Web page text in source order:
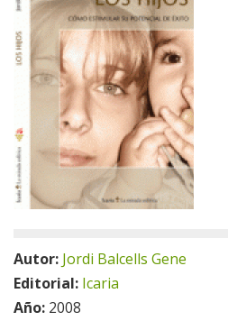
Autor: Jordi Balcells Gene
Editorial: Icaria
Año: 2008